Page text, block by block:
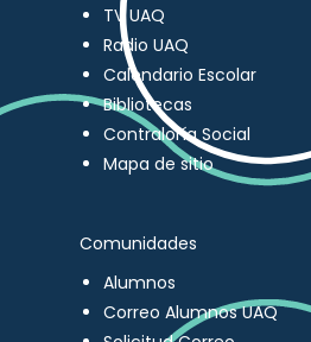
TV UAQ
Radio UAQ
Calendario Escolar
Bibliotecas
Contraloría Social
Mapa de sitio
Comunidades
Alumnos
Correo Alumnos UAQ